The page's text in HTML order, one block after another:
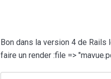
Bon dans la version 4 de
faire un render :file =>